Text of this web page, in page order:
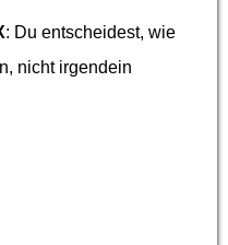
: Du entscheidest, wie
nicht irgendein